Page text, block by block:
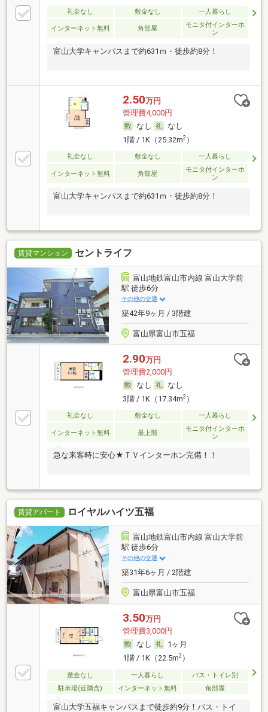
礼金なし 敷金なし 一人暮らし
インターネット無料 角部屋
モニタ付インターホ
ン
富山大学キャンパスまで約631ｍ・徒歩約8分！
2.50万円
管理費4,000円
なし
なし
1階 / 1K（25.32m2）
礼金なし 敷金なし 一人暮らし
インターネット無料 角部屋
モニタ付インターホ
ン
富山大学キャンパスまで約631ｍ・徒歩約8分！
賃貸マンション セントライフ
富山地鉄富山市内線 富山大学前
駅 徒歩6分
その他の交通
築42年9ヶ月 / 3階建
富山県富山市五福
2.90万円
管理費2,000円
なし
なし
3階 / 1K（17.34m2）
礼金なし 敷金なし 一人暮らし
インターネット無料 最上階
モニタ付インターホ
ン
急な来客時に安心★ＴＶインターホン完備！！
賃貸アパート ロイヤルハイツ五福
富山地鉄富山市内線 富山大学前
駅 徒歩6分
その他の交通
築31年6ヶ月 / 2階建
富山県富山市五福
3.50万円
管理費3,000円
なし
1ヶ月
1階 / 1K（22.5m2）
敷金なし 一人暮らし
バス・トイレ別
駐車場(近隣含)
インターネット無料 角部屋
富山大学五福キャンパスまで徒歩約9分！バス・トイ